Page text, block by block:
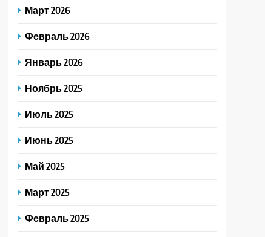
Март 2026
Февраль 2026
Январь 2026
Ноябрь 2025
Июль 2025
Июнь 2025
Май 2025
Март 2025
Февраль 2025